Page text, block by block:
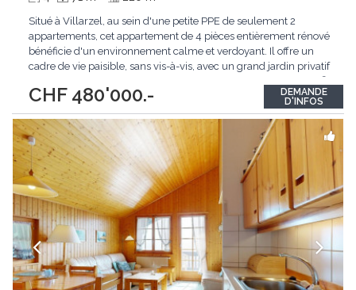
CHF 480'000.-
Situé à Villarzel, au sein d'une petite PPE de seulement 2
appartements, cet appartement de 4 pièces entièrement rénové
bénéficie d'un environnement calme et verdoyant. Il offre un
cadre de vie paisible, sans vis-à-vis, avec un grand jardin privatif
il se compose de 3 chambres à coucher et allie confort moderne
et qualité...
DEMANDE
D'INFOS